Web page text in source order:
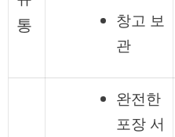
통
창고 보
관
완전한
포장 서